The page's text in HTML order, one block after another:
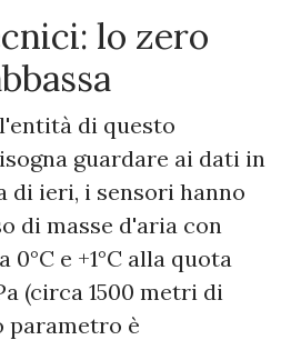
lo zero
di questo
guardare ai dati in
di ieri, i sensori hanno
di masse d'aria con
e +1°C alla quota
(circa 1500 metri di
parametro è